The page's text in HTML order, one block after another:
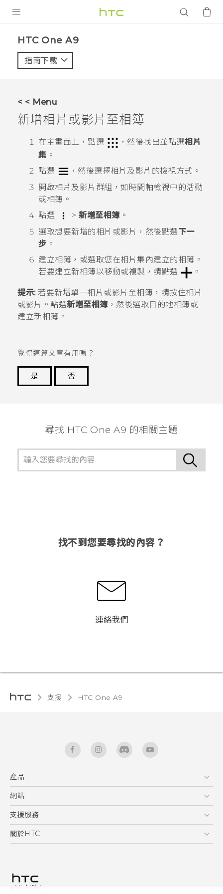
VIVE
應用程式
HTC One A9‎
指南下載
< < Menu
新增相片或影片至相簿
在主畫面上，點選 ，然後找出並點選相片
集 。
點選
，然後選擇相片及影片的檢視方式。
開啟相片及影片群組，如 時間軸檢視中的活動
或相簿。
點選
> 新增至相簿。
選取想要新增的相片或影片，然後點選下一
步 。
建立相簿，或選取您在相片集 內建立的相簿。
若要建立新相簿以移動或複製，請點選
。
提示:若要新增單一相片或影片至相簿，請按住相片
或影片。點選新增至相簿，然後選取目的地相簿或
建立新相簿。
覺得這篇文章有用嗎？
是
否
尋找 HTC One A9 的相關主題
找不到您要尋找的內容？
連絡我們
支援 HTC One A9‎
產品
5G
區塊鍊手機
網站
HTC Dev
支援服務
服務中心
關於HTC
私隱政策